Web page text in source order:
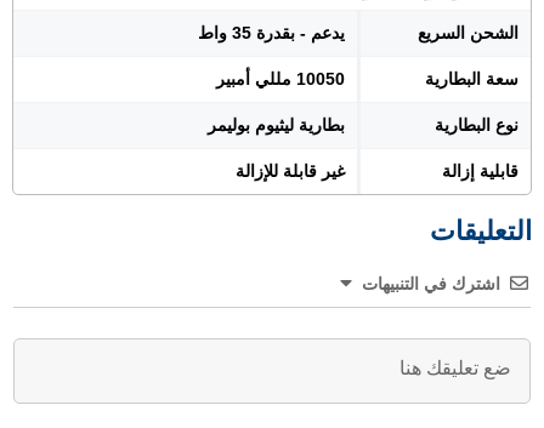
الشحن السريع يدعم - بقدرة 35 واط
سعة البطارية 10050 مللي أمبير
نوع البطارية بطارية ليثيوم بوليمر
قابلية إزالة غير قابلة للإزالة
التعليقات
اشترك في التنبيهات